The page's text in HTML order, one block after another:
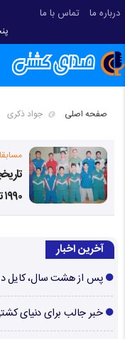
درباره ما تماس با ما
صفحه اصلی جواد ذکری
۱۹۹۰ تا ۱۹۹۵
آخرین اخبار
پس از هشت سال، کایل
خبر جالب برای دنیای